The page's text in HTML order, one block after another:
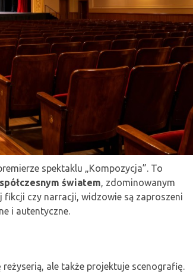
spektaklu „Kompozycja”. To
światem, zdominowanym
fikcji czy narracji, widzowie są zaproszeni
i autentyczne.
ale także projektuje scenografię.